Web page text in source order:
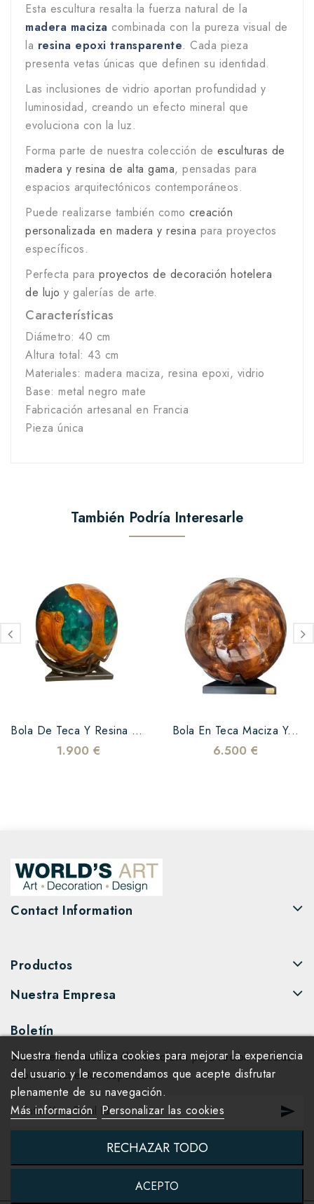
Esta escultura resalta la fuerza natural de la
madera maciza combinada con la pureza visual de
la resina epoxi transparente. Cada pieza
presenta vetas únicas que definen su identidad.
Las inclusiones de vidrio aportan profundidad y
luminosidad, creando un efecto mineral que
evoluciona con la luz.
Forma parte de nuestra colección de esculturas de
madera y resina de alta gama, pensadas para
espacios arquitectónicos contemporáneos.
Puede realizarse también como creación
personalizada en madera y resina para proyectos
específicos.
Perfecta para proyectos de decoración hotelera
de lujo y galerías de arte.
Características
Diámetro: 40 cm
Altura total: 43 cm
Materiales: madera maciza, resina epoxi, vidrio
Base: metal negro mate
Fabricación artesanal en Francia
Pieza única
También Podría Interesarle
Bola De Teca Y Resina Verde
1.900 €
Bola En Teca Maciza Y...
6.500 €
Contact Information
Productos
Nuestra Empresa
Boletín
Suscríbete a nuestro último boletín para recibir noticias
sobre descuentos especiales.
Nuestra tienda utiliza cookies para mejorar la experiencia
del usuario y le recomendamos que acepte disfrutar
plenamente de su navegación.
Más información Personalizar las cookies
RECHAZAR TODO
ACEPTO